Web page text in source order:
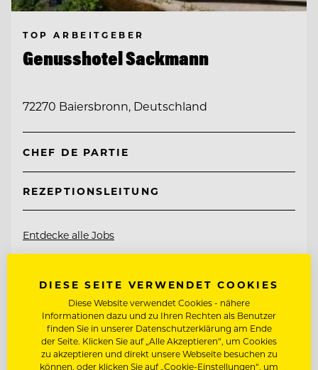
TOP ARBEITGEBER
Genusshotel Sackmann
72270 Baiersbronn, Deutschland
CHEF DE PARTIE
REZEPTIONSLEITUNG
Entdecke alle Jobs
DIESE SEITE VERWENDET COOKIES
Diese Website verwendet Cookies - nähere
Informationen dazu und zu Ihren Rechten als Benutzer
finden Sie in unserer Datenschutzerklärung am Ende
der Seite. Klicken Sie auf „Alle Akzeptieren“, um Cookies
zu akzeptieren und direkt unsere Webseite besuchen zu
können, oder klicken Sie auf „Cookie-Einstellungen“, um